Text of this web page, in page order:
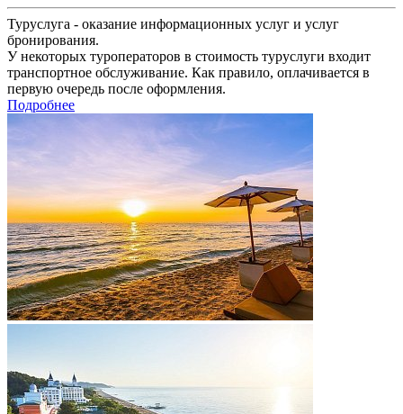
Туруслуга - оказание информационных услуг и услуг
бронирования.
У некоторых туроператоров в стоимость туруслуги входит
транспортное обслуживание. Как правило, оплачивается в
первую очередь после оформления.
Подробнее